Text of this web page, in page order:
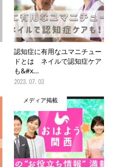
認知症に有用なユマニチュー
ドとは ネイルで認知症ケア
も&#x...
2023.07.03
メディア掲載